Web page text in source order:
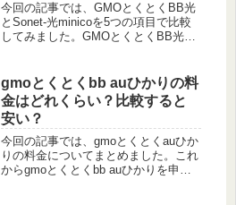
今回の記事では、GMOとくとくBB光
とSonet-光minicoを5つの項目で比較
してみました。GMOとくとくBB光と
ね。
gmoとくとくbb auひかりの料
金はどれくらい？比較すると
安い？
今回の記事では、gmoとくとくauひか
りの料金についてまとめました。これ
からgmoとくとくbb auひかりを申し